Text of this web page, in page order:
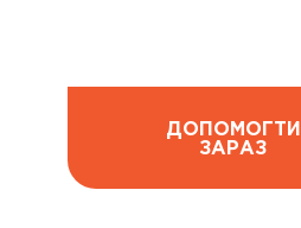
ДОПОМОГТИ
ЗАРАЗ